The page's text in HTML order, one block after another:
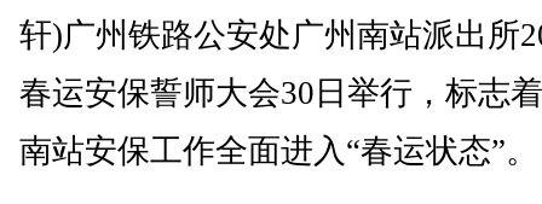
轩)广州铁路公安处广州南站派出所
春运安保誓师大会30日举行，标志
南站安保工作全面进入“春运状态”。